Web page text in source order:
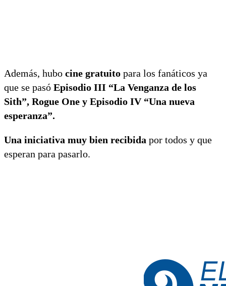
Además, hubo cine gratuito para los fanáticos ya
que se pasó Episodio III “La Venganza de los
Sith”, Rogue One y Episodio IV “Una nueva
esperanza”.
Una iniciativa muy bien recibida por todos y que
esperan para pasarlo.